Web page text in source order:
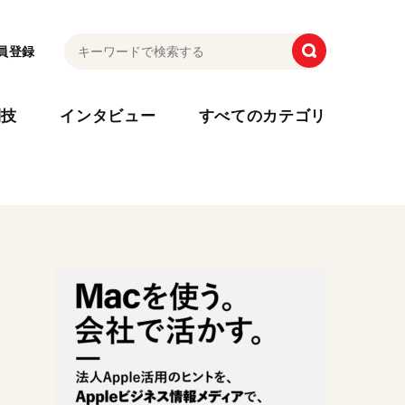
登録
インタビュー すべてのカテゴリ